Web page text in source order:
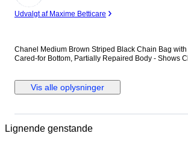
Ekspert
Udvalgt af Maxime Betticare
Chanel Medium Brown Striped Black Chain Bag
Cared-for Bottom, Partially Repaired Body - Shows
Vis alle oplysninger
Lignende genstande